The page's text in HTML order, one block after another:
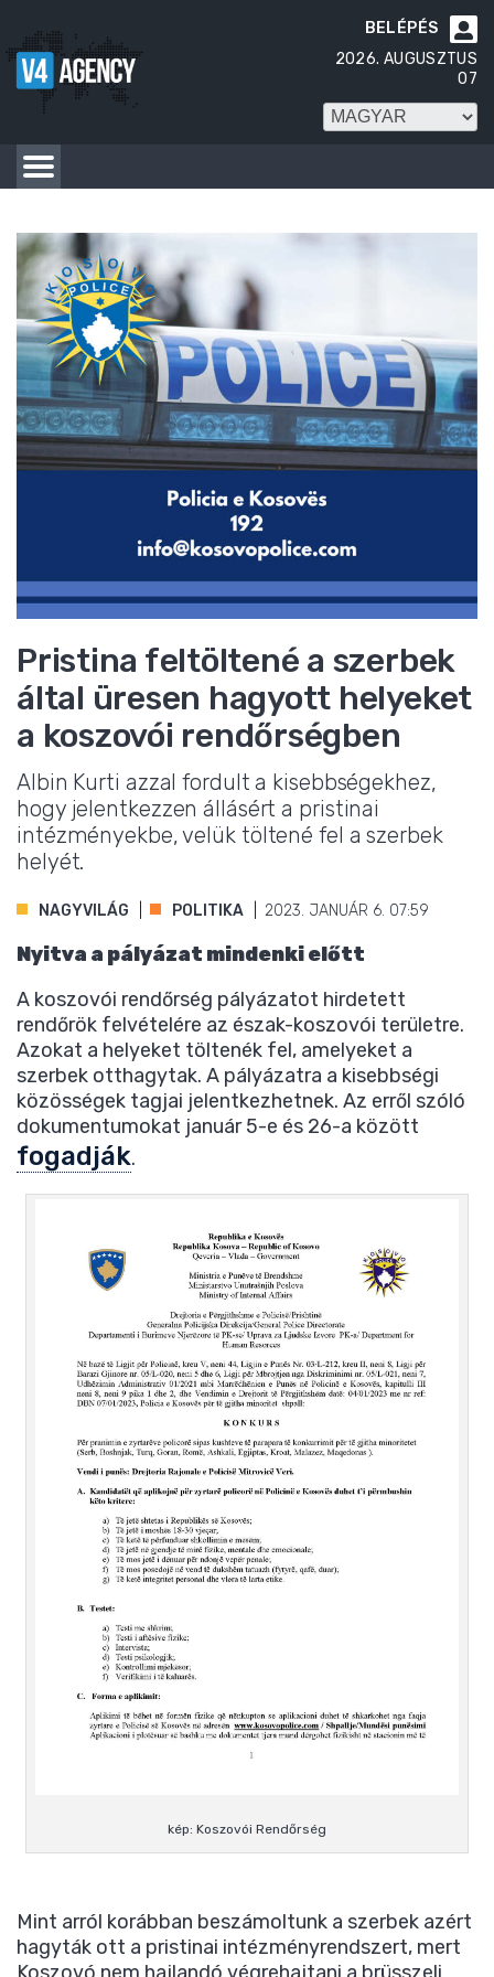

BELÉPÉS
2026. AUGUSZTUS
07
Pristina feltöltené a szerbek
által üresen hagyott helyeket
a koszovói rendőrségben
Albin Kurti azzal fordult a kisebbségekhez,
hogy jelentkezzen állásért a pristinai
intézményekbe, velük töltené fel a szerbek
helyét.
NAGYVILÁG POLITIKA 2023. JANUÁR 6. 07:59
Nyitva a pályázat mindenki előtt
A koszovói rendőrség pályázatot hirdetett
rendőrök felvételére az észak-koszovói területre.
Azokat a helyeket töltenék fel, amelyeket a
szerbek otthagytak. A pályázatra a kisebbségi
közösségek tagjai jelentkezhetnek. Az erről szóló
dokumentumokat január 5-e és 26-a között
fogadják.
kép: Koszovói Rendőrség
Mint arról korábban beszámoltunk a szerbek azért
hagyták ott a pristinai intézményrendszert, mert